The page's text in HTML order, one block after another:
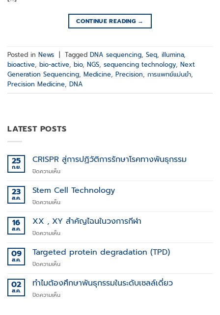
CONTINUE READING →
Posted in News | Tagged DNA sequencing, Seq, illumina,
bioactive, bio-active, bio, NGS, sequencing technology, Next
Generation Sequencing, Medicine, Precision, การแพทย์แม่นยำ,
Precision Medicine, DNA
LATEST POSTS
25
ก.ย.
CRISPR สู่การปฏิวัติการรักษาโรคทางพันธุกรรม
ปิดความเห็นบน
สู่
ปฏิวัติ
รักษา
ทาง
23
ส.ค.
Stem Cell Technology
ปิดความเห็นบน
Cell
Technology
16
ส.ค.
XX , XY สำคัญไฉนในวงการกีฬา
ปิดความเห็นบน
,
สำคัญ
ใน
กีฬา
09
ส.ค.
Targeted protein degradation (TPD)
ปิดความเห็นบน
protein
(TPD)
02
ส.ค.
ทำไมต้องศึกษาพันธุกรรมในระดับเซลล์เดี่ยว
ปิดความเห็นบน